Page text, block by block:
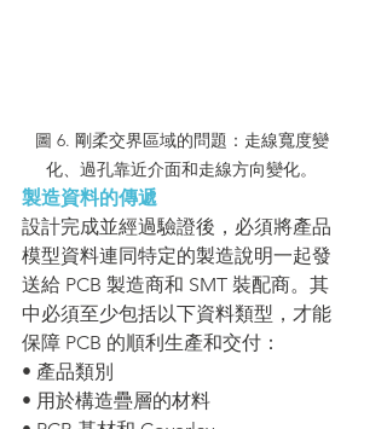
圖 6. 剛柔交界區域的問題：走線寬度變
化、過孔靠近介面和走線方向變化。
製造資料的傳遞
設計完成並經過驗證後，必須將產品
模型資料連同特定的製造說明一起發
送給 PCB 製造商和 SMT 裝配商。其
中必須至少包括以下資料類型，才能
保障 PCB 的順利生產和交付：
• 產品類別
• 用於構造疊層的材料